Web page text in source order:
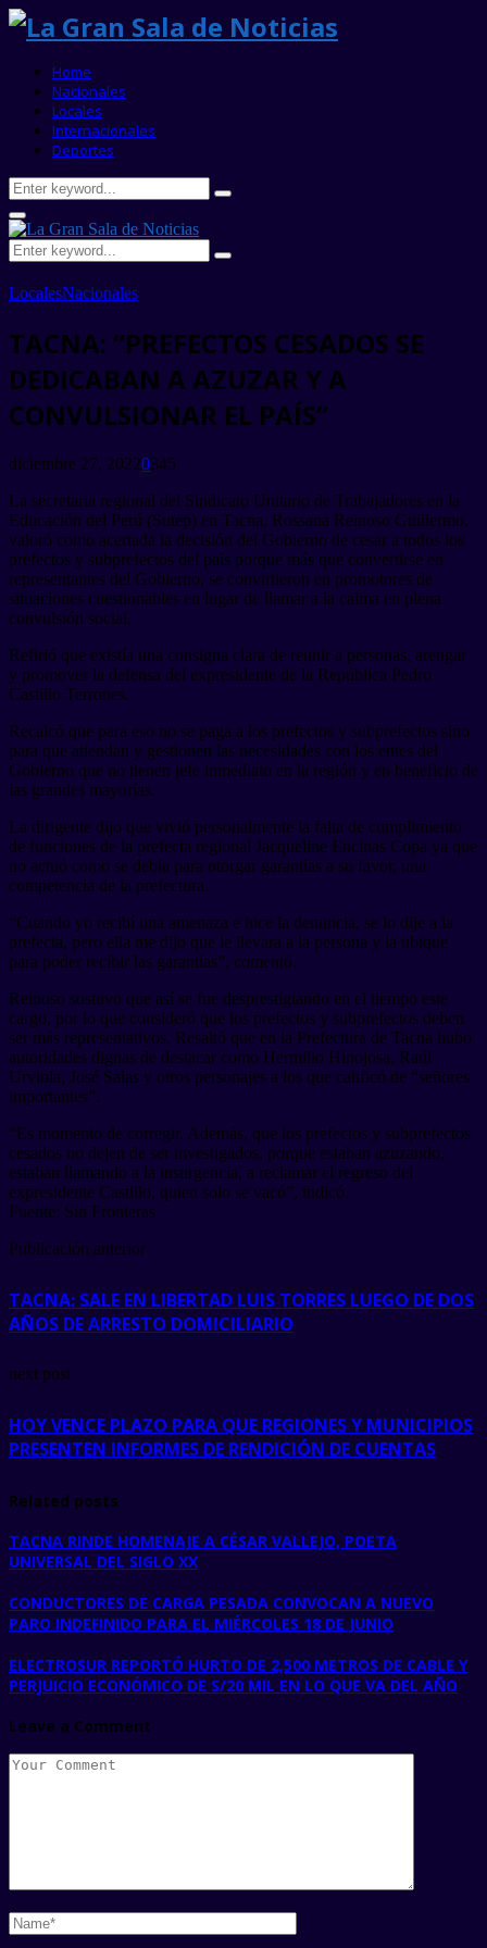
Home
Nacionales
Locales
Internacionales
Deportes
Search
for:
Search
Primary
Menu
Search
for:
Search
LocalesNacionales
TACNA: “PREFECTOS CESADOS SE
DEDICABAN A AZUZAR Y A
CONVULSIONAR EL PAÍS”
diciembre 27, 20220345
La secretaria regional del Sindicato Unitario de Trabajadores en la
Educación del Perú (Sutep) en Tacna, Rossana Reinoso Guillermo,
valoró como acertada la decisión del Gobierno de cesar a todos los
prefectos y subprefectos del país porque más que convertirse en
representantes del Gobierno, se convirtieron en promotores de
situaciones cuestionables en lugar de llamar a la calma en plena
convulsión social.
Refirió que existía una consigna clara de reunir a personas, arengar
y promover la defensa del expresidente de la República Pedro
Castillo Terrones.
Recalcó que para eso no se paga a los prefectos y subprefectos sino
para que atiendan y gestionen las necesidades con los entes del
Gobierno que no tienen jefe inmediato en la región y en beneficio de
las grandes mayorías.
La dirigente dijo que vivió personalmente la falta de cumplimiento
de funciones de la prefecta regional Jacqueline Encinas Copa ya que
no actuó como se debía para otorgar garantías a su favor, una
competencia de la prefectura.
“Cuando yo recibí una amenaza e hice la denuncia, se lo dije a la
prefecta, pero ella me dijo que le llevara a la persona y la ubique
para poder recibir las garantías”, comentó.
Reinoso sostuvo que así se fue desprestigiando en el tiempo este
cargo, por lo que consideró que los prefectos y subprefectos deben
ser más representativos. Resaltó que en la Prefectura de Tacna hubo
autoridades dignas de destacar como Hermilio Hinojosa, Raúl
Urviola, José Salas y otros personajes a los que calificó de “señores
importantes”.
“Es momento de corregir. Además, que los prefectos y subprefectos
cesados no dejen de ser investigados, porque estaban azuzando,
estaban llamando a la insurgencia, a reclamar el regreso del
expresidente Castillo, quien solo se vacó”, indicó.
Fuente: Sin Fronteras
Publicación anterior
TACNA: SALE EN LIBERTAD LUIS TORRES LUEGO DE DOS
AÑOS DE ARRESTO DOMICILIARIO
next post
HOY VENCE PLAZO PARA QUE REGIONES Y MUNICIPIOS
PRESENTEN INFORMES DE RENDICIÓN DE CUENTAS
Related posts
TACNA RINDE HOMENAJE A CÉSAR VALLEJO, POETA
UNIVERSAL DEL SIGLO XX
CONDUCTORES DE CARGA PESADA CONVOCAN A NUEVO
PARO INDEFINIDO PARA EL MIÉRCOLES 18 DE JUNIO
ELECTROSUR REPORTÓ HURTO DE 2,500 METROS DE CABLE Y
PERJUICIO ECONÓMICO DE S/20 MIL EN LO QUE VA DEL AÑO
Leave a Comment